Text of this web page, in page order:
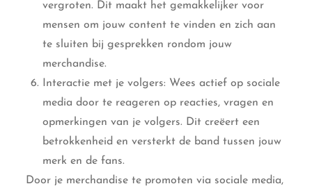
vergroten. Dit maakt het gemakkelijker voor
mensen om jouw content te vinden en zich aan
te sluiten bij gesprekken rondom jouw
merchandise.
Interactie met je volgers: Wees actief op sociale
media door te reageren op reacties, vragen en
opmerkingen van je volgers. Dit creëert een
betrokkenheid en versterkt de band tussen jouw
merk en de fans.
Door je merchandise te promoten via sociale media,